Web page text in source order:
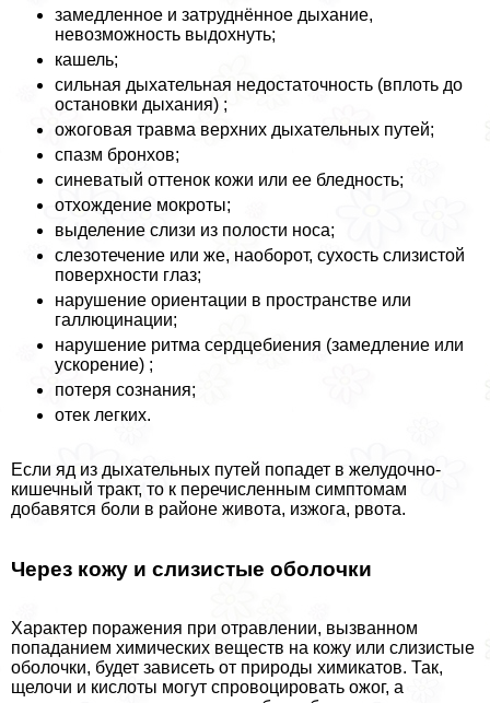
замедленное и затруднённое дыхание,
невозможность выдохнуть;
кашель;
сильная дыхательная недостаточность (вплоть до
остановки дыхания) ;
ожоговая травма верхних дыхательных путей;
спазм бронхов;
синеватый оттенок кожи или ее бледность;
отхождение мокроты;
выделение слизи из полости носа;
слезотечение или же, наоборот, сухость слизистой
поверхности глаз;
нарушение ориентации в прострaнcтве или
галлюцинации;
нарушение ритма сердцебиения (замедление или
ускорение) ;
потеря сознания;
отек легких.
Если яд из дыхательных путей попадет в желудочно-
кишечный тpaкт, то к перечисленным симптомам
добавятся боли в районе живота, изжога, рвота.
Через кожу и слизистые оболочки
Хаpaктер поражения при отравлении, вызванном
попаданием химических веществ на кожу или слизистые
оболочки, будет зависеть от природы химикатов. Так,
щелочи и кислоты могут спровоцировать ожог, а